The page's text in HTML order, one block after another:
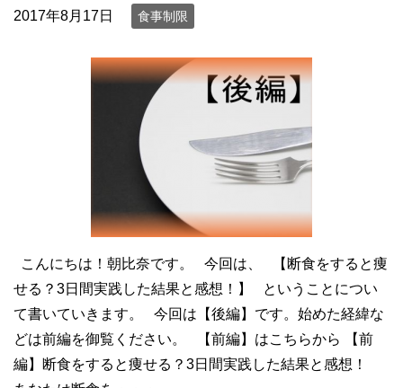
2017年8月17日 食事制限
こんにちは！朝比奈です。 今回は、 【断食をすると痩
せる？3日間実践した結果と感想！】 ということについ
て書いていきます。 今回は【後編】です。始めた経緯な
どは前編を御覧ください。 【前編】はこちらから 【前
編】断食をすると痩せる？3日間実践した結果と感想！